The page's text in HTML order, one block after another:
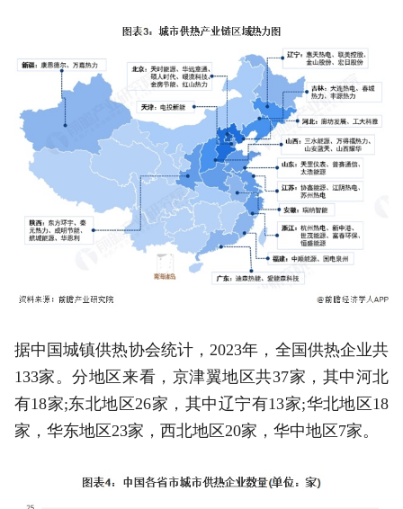
据中国城镇供热协会统计，2023年，全国供热企业共
133家。分地区来看，京津翼地区共37家，其中河北
有18家;东北地区26家，其中辽宁有13家;华北地区18
家，华东地区23家，西北地区20家，华中地区7家。